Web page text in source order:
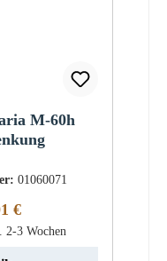
M-60h
01060071
Preis:
€
2-3 Wochen